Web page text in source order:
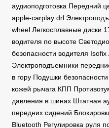
аудиоподготовка Передний
apple-carplay drl
wheel Легкосплавные диски
водителя по высоте
безопасности водителя Isofix
Электроподъемники
в гору Подушки
кожей рычага КПП
давления в шинах Штатная
передних сидений
Bluetooth Регулировка руля